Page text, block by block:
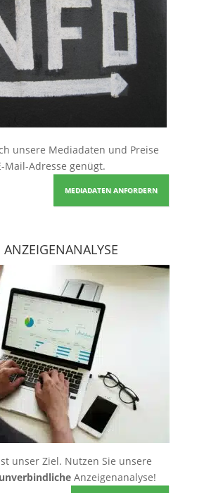
unsere Mediadaten und Preise
Mail-Adresse genügt.
MEDIADATEN ANFORDERN
ANZEIGENANALYSE
unser Ziel. Nutzen Sie unsere
unverbindlicheAnzeigenanalyse!